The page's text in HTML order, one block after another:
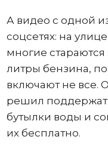
А видео с одной
соцсетях: на
многие
литры бензина,
включают не все.
решил
бутылки воды и
их бесплатно.